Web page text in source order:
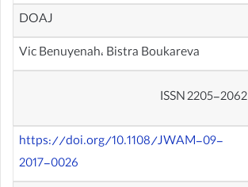
DOAJ
Vic Benuyenah، Bistra Boukareva
ISSN 2205-2062
https://doi.org/10.1108/JWAM-09-
2017-0026